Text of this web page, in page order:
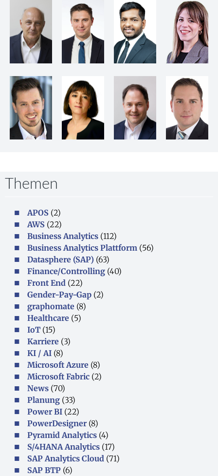
Themen
APOS (2)
AWS (22)
Business Analytics (112)
Business Analytics Plattform (56)
Datasphere (SAP) (63)
Finance/Controlling (40)
Front End (22)
Gender-Pay-Gap (2)
graphomate (8)
Healthcare (5)
IoT (15)
Karriere (3)
KI / AI (8)
Microsoft Azure (8)
Microsoft Fabric (2)
News (70)
Planung (33)
Power BI (22)
PowerDesigner (8)
Pyramid Analytics (4)
S/4HANA Analytics (17)
SAP Analytics Cloud (71)
SAP BTP (6)